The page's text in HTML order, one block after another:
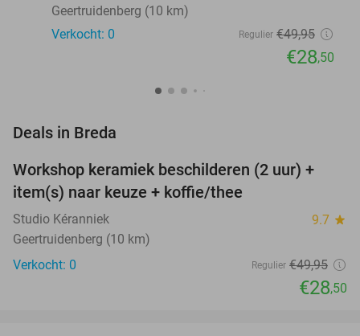
Geertruidenberg (10 km)
Verkocht: 0
Regulier €49,95
€28,50
Deals in Breda
43%
TODAY
Workshop keramiek beschilderen (2 uur) +
item(s) naar keuze + koffie/thee
Studio Kéranniek 9.7 star
Geertruidenberg (10 km)
Verkocht: 0
Regulier €49,95
€28,50